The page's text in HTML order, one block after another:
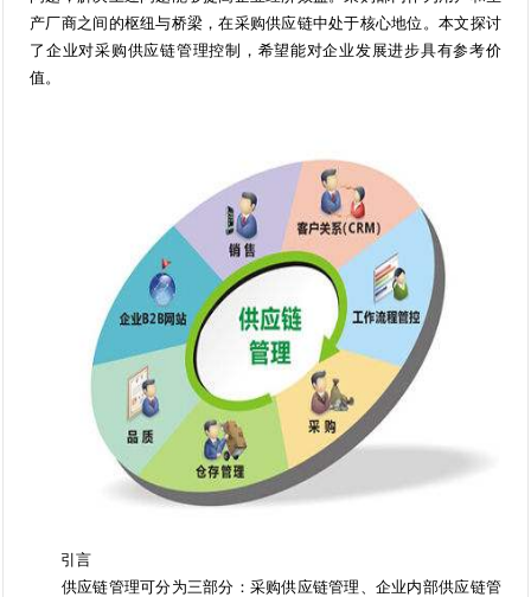
产厂商之间的枢纽与桥梁，在采购供应链中处于核心地位。本文探讨
了企业对采购供应链管理控制，希望能对企业发展进步具有参考价
值。
引言
供应链管理可分为三部分：采购供应链管理、企业内部供应链管